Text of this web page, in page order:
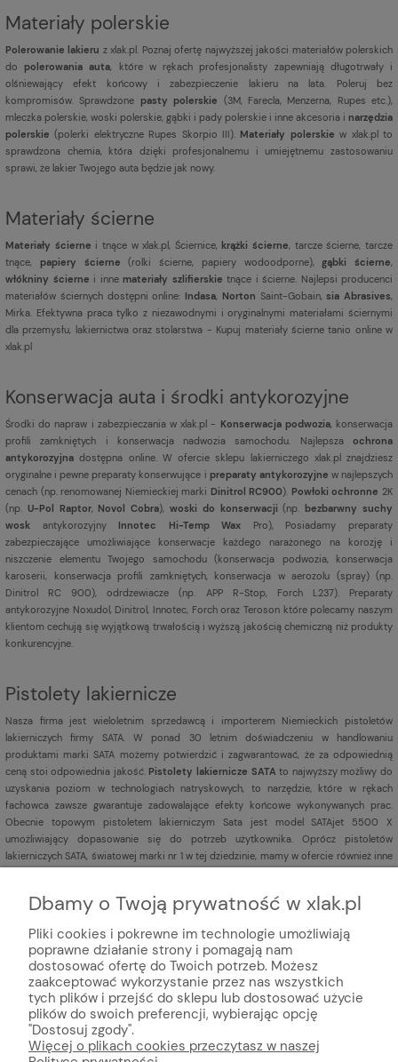
Materiały polerskie
Polerowanie lakieru z xlak.pl. Poznaj ofertę najwyższej jakości materiałów polerskich
dopolerowania auta, które w rękach profesjonalisty zapewniają długotrwały i
olśniewający efekt końcowy i zabezpieczenie lakieru na lata. Poleruj bez
kompromisów. Sprawdzone pasty polerskie (3M, Farecla, Menzerna, Rupes etc.),
mleczka polerskie, woski polerskie, gąbki i pady polerskie i inne akcesoria i narzędzia
polerskie (polerki elektryczne Rupes Skorpio III). Materiały polerskie w xlak.pl to
sprawdzona chemia, która dzięki profesjonalnemu i umiejętnemu zastosowaniu
sprawi, że lakier Twojego auta będzie jak nowy.
Materiały ścierne
Materiały ścierne i tnące w xlak.pl, Ściernice, krążki ścierne, tarcze ścierne, tarcze
tnące, papiery ścierne (rolki ścierne, papiery wodoodporne),gąbki ścierne,
włókniny ścierne i inne materiały szlifierskie tnące i ścierne. Najlepsi producenci
materiałów ściernych dostępni online: Indasa, Norton Saint-Gobain,sia Abrasives,
Mirka. Efektywna praca tylko z niezawodnymi i oryginalnymi materiałami ściernymi
dla przemysłu, lakiernictwa oraz stolarstwa - Kupuj materiały ścierne tanio online w
xlak.pl
Konserwacja auta i środki antykorozyjne
Środki do napraw i zabezpieczania w xlak.pl - Konserwacja podwozia, konserwacja
profili zamkniętych i konserwacja nadwozia samochodu. Najlepsza ochrona
antykorozyjna dostępna online. W ofercie sklepu lakierniczego xlak.pl znajdziesz
oryginalne i pewne preparaty konserwujące i preparaty antykorozyjne w najlepszych
cenach (np. renomowanej Niemieckiej marki Dinitrol RC900). Powłoki ochronne 2K
(np. U-Pol Raptor, Novol Cobra),woski do konserwacji (np. bezbarwny suchy
wosk antykorozyjny Innotec Hi-Temp Wax Pro), Posiadamy preparaty
zabezpieczające umożliwiające konserwacje każdego narażonego na korozję i
niszczenie elementu Twojego samochodu (konserwacja podwozia, konserwacja
karoserii, konserwacja profili zamkniętych, konserwacja w aerozolu (spray) (np.
Dinitrol RC 900), odrdzewiacze (np. APP R-Stop, Forch L237). Preparaty
antykorozyjne Noxudol, Dinitrol, Innotec, Forch oraz Teroson które polecamy naszym
klientom cechują się wyjątkową trwałością i wyższą jakością chemiczną niż produkty
konkurencyjne.
Pistolety lakiernicze
Nasza firma jest wieloletnim sprzedawcą i importerem Niemieckich pistoletów
lakierniczych firmy SATA. W ponad 30 letnim doświadczeniu w handlowaniu
produktami marki SATA możemy potwierdzić i zagwarantować, że za odpowiednią
ceną stoi odpowiednia jakość. Pistolety lakiernicze SATAto najwyższy możliwy do
uzyskania poziom w technologiach natryskowych, to narzędzie, które w rękach
fachowca zawsze gwarantuje zadowalające efekty końcowe wykonywanych prac.
Obecnie topowym pistoletem lakierniczym Sata jest model SATAjet 5500 X
umożliwiający dopasowanie się do potrzeb użytkownika. Oprócz pistoletów
lakierniczych SATA, światowej marki nr 1 w tej dziedzinie, mamy w ofercie również inne
© Internetowy sklep lakierniczy xlak.pl ★ ★
xlak.pl to godny zaufania sklep z topową obsługą klienta
Dbamy o Twoją prywatność w xlak.pl
Pliki cookies i pokrewne im technologie umożliwiają
poprawne działanie strony i pomagają nam
dostosować ofertę do Twoich potrzeb. Możesz
zaakceptować wykorzystanie przez nas wszystkich
tych plików i przejść do sklepu lub dostosować użycie
plików do swoich preferencji, wybierając opcję
"Dostosuj zgody".
Więcej o plikach cookies przeczytasz w naszej